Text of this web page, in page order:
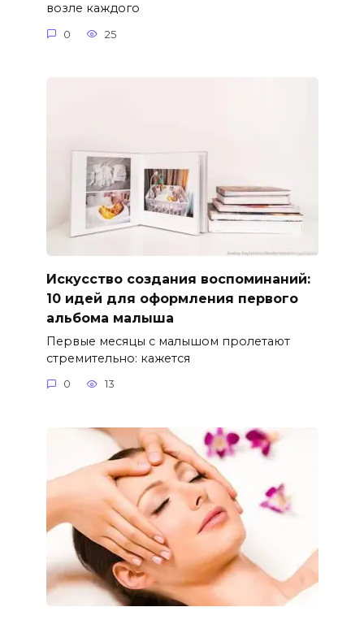
возле каждого
0 25
Искусство создания воспоминаний:
10 идей для оформления первого
альбома малыша
Первые месяцы с малышом пролетают
стремительно: кажется
0 13